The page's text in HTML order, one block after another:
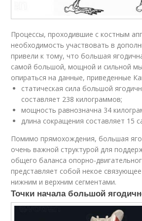
Процессы, проходившие с костным
необходимость участвовать в
привели к тому, что большая
самой большой, мощной и сильной
опираться на данные, приведенные
статическая сила большой
составляет 238 килограммов;
мощность равнозначна 34
длина сокращения составляет 15
Помимо прямохождения, большая
очень важной структурой для
общего баланса опорно-
представляет собой некое
нижним и верхним сегментами.
Точки начала большой